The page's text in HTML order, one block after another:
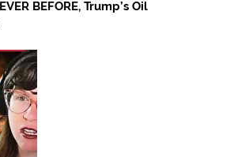
BEFORE, Trump’s Oil